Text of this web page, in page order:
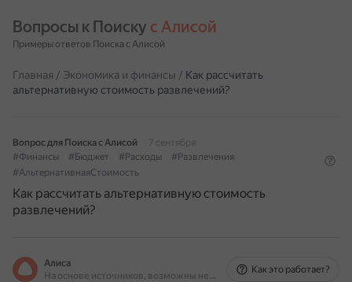
Вопросы к Поиску с Алисой
Примеры ответов Поиска с Алисой
Главная / Экономика и финансы / Как рассчитать
альтернативную стоимость развлечений?
Вопрос для Поиска с Алисой
7 сентября
#Финансы
#Бюджет #Расходы
#Развлечения
#АльтернативнаяСтоимость
Как рассчитать альтернативную стоимость
развлечений?
Алиса
На основе источников, возможны неточности
Как это работает?